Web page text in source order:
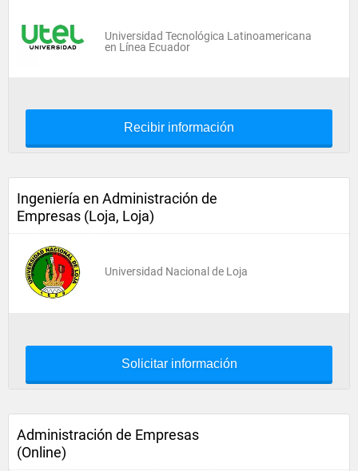
Universidad Tecnológica Latinoamericana
en Línea Ecuador
Recibir información
Ingeniería en Administración de
Empresas (Loja, Loja)
Universidad Nacional de Loja
Solicitar información
Administración de Empresas
(Online)